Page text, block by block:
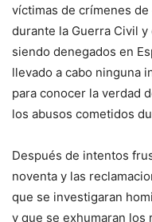
víctimas de crímenes
durante la Guerra Civil
siendo denegados en
llevado a cabo ninguna
para conocer la verdad
los abusos cometidos
Después de intentos
noventa y las
que se investigaran
y que se exhumaran los